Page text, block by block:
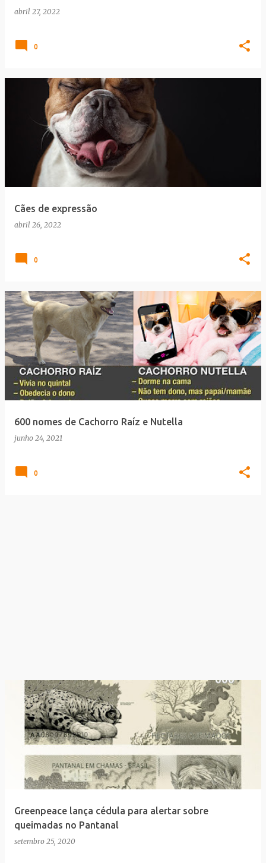
abril 27, 2022
0
Cães de expressão
abril 26, 2022
0
600 nomes de Cachorro Raíz e Nutella
junho 24, 2021
0
Greenpeace lança cédula para alertar sobre
queimadas no Pantanal
setembro 25, 2020